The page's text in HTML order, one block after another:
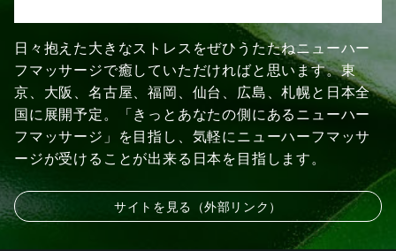
日々抱えた大きなストレスをぜひうたたねニューハー
フマッサージで癒していただければと思います。東
京、大阪、名古屋、福岡、仙台、広島、札幌と日本全
国に展開予定。「きっとあなたの側にあるニューハー
フマッサージ」を目指し、気軽にニューハーフマッサ
ージが受けることが出来る日本を目指します。
サイトを見る（外部リンク）